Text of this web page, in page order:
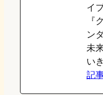
イ
『
ン
未
い
記